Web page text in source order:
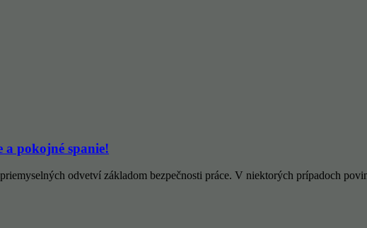
a pokojné spanie!
odvetví základom bezpečnosti práce. V niektorých prípadoch